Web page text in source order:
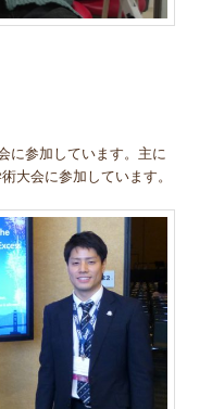
に参加しています。主に
大会に参加しています。